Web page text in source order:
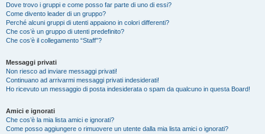
Dove trovo i gruppi e come posso far parte di uno di essi?
Come divento leader di un gruppo?
Perché alcuni gruppi di utenti appaiono in colori differenti?
Che cos’è un gruppo di utenti predefinito?
Che cos’è il collegamento “Staff”?
Messaggi privati
Non riesco ad inviare messaggi privati!
Continuano ad arrivarmi messaggi privati indesiderati!
Ho ricevuto un messaggio di posta indesiderata o spam da qualcuno in questa Board!
Amici e ignorati
Che cos’è la mia lista amici e ignorati?
Come posso aggiungere o rimuovere un utente dalla mia lista amici o ignorati?